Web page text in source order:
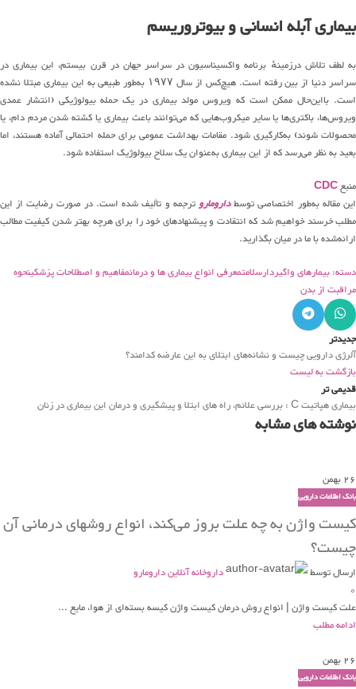
بیماری آبله انسانی و بیوتروریسم
به لطف تلاش درزمینهٔ برنامه واکسیناسیون در سراسر جهان در قرن بیستم، این بیماری در
سراسر دنیا از بین رفته است. هیچ‌کس از سال ۱۹۷۷ به‌طور طبیعی به این بیماری مبتلا نشده
است. بااین‌حال ممکن است که ویروس مولد بیماری در یک حمله بیولوژیکی (انتشار عمدی
ویروس‌ها، باکتری‌ها یا سایر میکروب‌هایی که می‌توانند باعث بیماری یا کشته شدن مردم دام، یا
محصولات شوند) به‌کارگیری شود. مقامات بهداشت عمومی برای حمله احتمالی آماده هستند، اما
بعید به نظر می‌رسد که از این بیماری به‌عنوان یک سلاح بیولوژیک استفاده شود.
منبعCDC
این مقاله به‌طور اختصاصی توسطداروماروترجمه و تألیف شده است. در صورت رضایت از این
مطلب خرسند خواهیم شد که انتقادت و پیشنهاد‌های خود را برای هرچه بهتر شدن کیفیت مطالب
ارائه‌شده با ما در میان بگذارید.
دسته: بیمارهای واگیردارسلامتمعرفی انواع بیماری ها و درمانمفاهیم و اصطلاحات پزشکینحوه
مراقبت از بدن
جدیدتر
آلرژی دارویی چیست و نشانه‌های ابتلای به این عارضه کدامند؟
بازگشت به لیست
قدیمی تر
بیماری هپاتیت C : بررسی علائم، راه های ابتلا و پیشگیری و درمان این بیماری در زنان
نوشته های مشابه
26بهمن
بانک اطلاعات دارویی
کیست واژن به چه علت بروز می‌کند، انواع روشهای درمانی آن
چیست؟
ارسال توسط
داروخانه آنلاین دارومارو
0
علت کیست واژن | انواع روش درمان کیست واژن کیسه بسته‌ای از هوا، مایع ...
ادامه مطلب
26بهمن
بانک اطلاعات دارویی